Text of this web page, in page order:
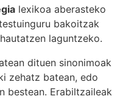
lexikoa aberasteko
bakoitzak
laguntzeko.
dituen sinonimoak
zehatz batean, edo
bestean. Erabiltzaileak